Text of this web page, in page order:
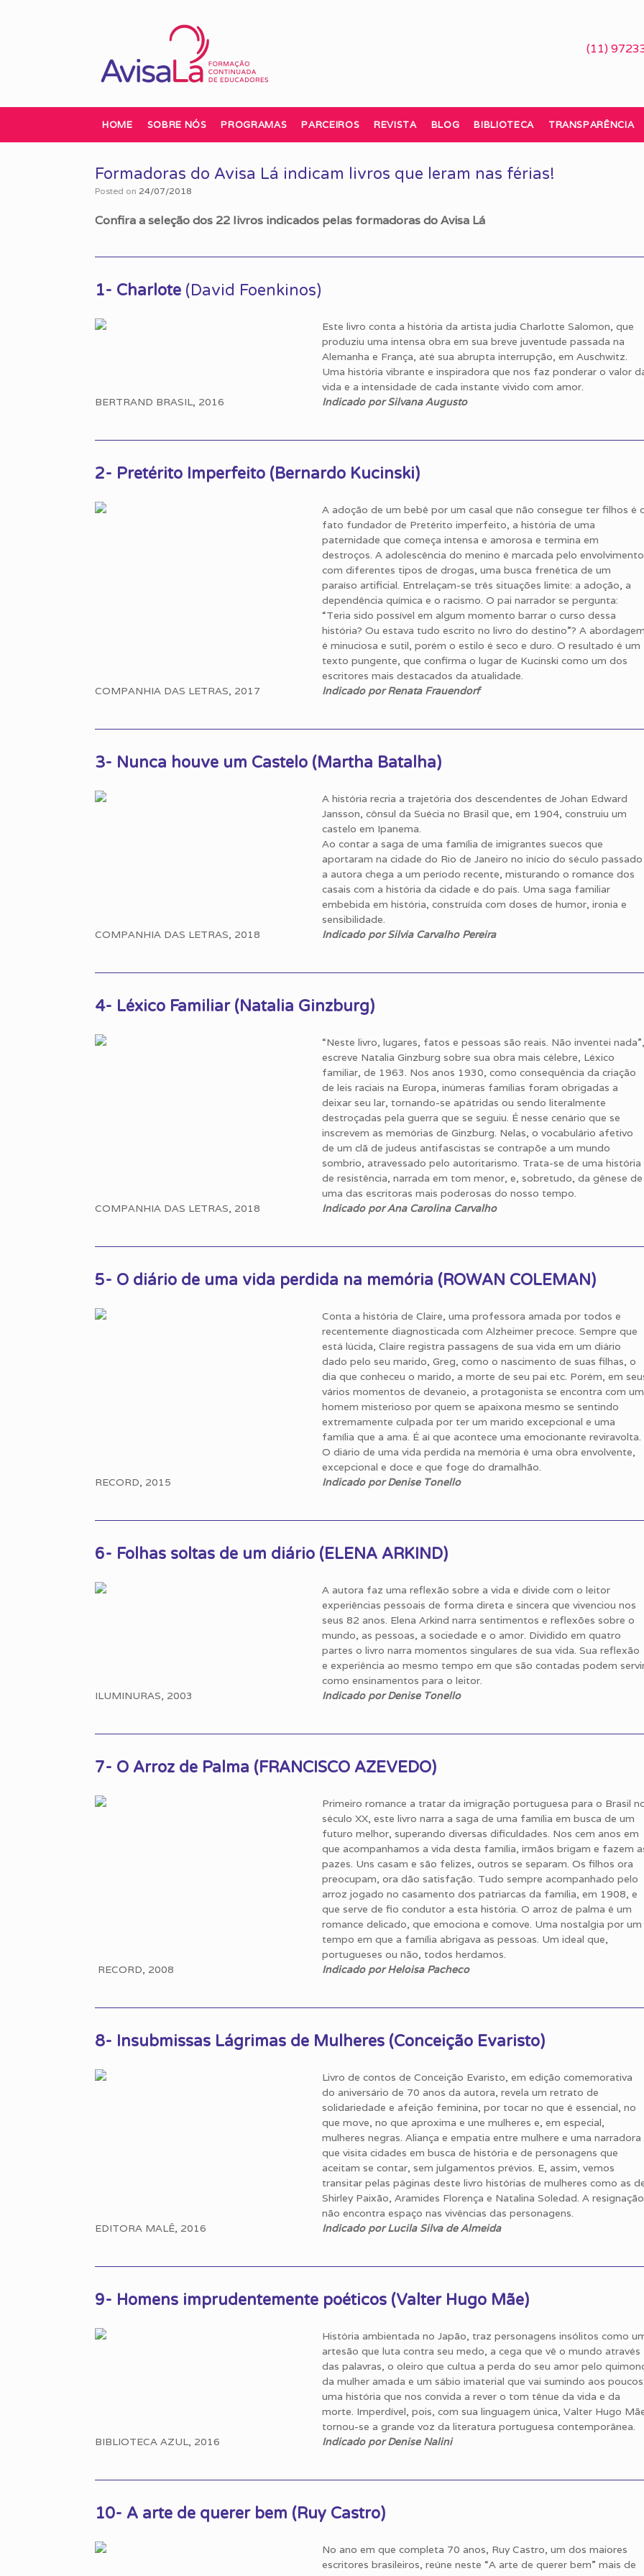
(11)
HOME SOBRE NÓS PROGRAMAS PARCEIROS REVISTA BLOG BIBLIOTECA TRANSPARÊNCIA
Formadoras do Avisa Lá indicam livros que leram nas férias!
Posted on 24/07/2018
Confira a seleção dos 22 livros indicados pelas formadoras do Avisa Lá
1- Charlote (David Foenkinos)
Este livro conta a história da artista judia Charlotte Salomon, que
produziu uma intensa obra em sua breve juventude passada na
Alemanha e França, até sua abrupta interrupção, em Auschwitz.
Uma história vibrante e inspiradora que nos faz ponderar o valor
vida e a intensidade de cada instante vivido com amor.
BERTRAND BRASIL, 2016
Indicado por Silvana Augusto
2- Pretérito Imperfeito (Bernardo Kucinski)
A adoção de um bebê por um casal que não consegue ter filhos é
fato fundador de Pretérito imperfeito, a história de uma
paternidade que começa intensa e amorosa e termina em
destroços. A adolescência do menino é marcada pelo envolvimento
com diferentes tipos de drogas, uma busca frenética de um
paraíso artificial. Entrelaçam-se três situações limite: a adoção, a
dependência química e o racismo. O pai narrador se pergunta:
“Teria sido possível em algum momento barrar o curso dessa
história? Ou estava tudo escrito no livro do destino”? A
é minuciosa e sutil, porém o estilo é seco e duro. O resultado é um
texto pungente, que confirma o lugar de Kucinski como um dos
escritores mais destacados da atualidade.
COMPANHIA DAS LETRAS, 2017
Indicado por Renata Frauendorf
3- Nunca houve um Castelo (Martha Batalha)
A história recria a trajetória dos descendentes de Johan Edward
Jansson, cônsul da Suécia no Brasil que, em 1904, construiu um
castelo em Ipanema.
Ao contar a saga de uma família de imigrantes suecos que
aportaram na cidade do Rio de Janeiro no início do século passado
a autora chega a um período recente, misturando o romance dos
casais com a história da cidade e do país. Uma saga familiar
embebida em história, construída com doses de humor, ironia e
sensibilidade.
COMPANHIA DAS LETRAS, 2018
Indicado por Silvia Carvalho Pereira
4- Léxico Familiar (Natalia Ginzburg)
“Neste livro, lugares, fatos e pessoas são reais. Não inventei nada”,
escreve Natalia Ginzburg sobre sua obra mais célebre, Léxico
familiar, de 1963. Nos anos 1930, como consequência da criação
de leis raciais na Europa, inúmeras famílias foram obrigadas a
deixar seu lar, tornando-se apátridas ou sendo literalmente
destroçadas pela guerra que se seguiu. É nesse cenário que se
inscrevem as memórias de Ginzburg. Nelas, o vocabulário afetivo
de um clã de judeus antifascistas se contrapõe a um mundo
sombrio, atravessado pelo autoritarismo. Trata-se de uma história
de resistência, narrada em tom menor, e, sobretudo, da gênese de
uma das escritoras mais poderosas do nosso tempo.
COMPANHIA DAS LETRAS, 2018
Indicado por Ana Carolina Carvalho
5- O diário de uma vida perdida na memória (ROWAN COLEMAN)
Conta a história de Claire, uma professora amada por todos e
recentemente diagnosticada com Alzheimer precoce. Sempre que
está lúcida, Claire registra passagens de sua vida em um diário
dado pelo seu marido, Greg, como o nascimento de suas filhas, o
dia que conheceu o marido, a morte de seu pai etc. Porém, em
vários momentos de devaneio, a protagonista se encontra com um
homem misterioso por quem se apaixona mesmo se sentindo
extremamente culpada por ter um marido excepcional e uma
família que a ama. É aí que acontece uma emocionante reviravolta.
O diário de uma vida perdida na memória é uma obra envolvente,
excepcional e doce e que foge do dramalhão.
RECORD, 2015
Indicado por Denise Tonello
6- Folhas soltas de um diário (ELENA ARKIND)
A autora faz uma reflexão sobre a vida e divide com o leitor
experiências pessoais de forma direta e sincera que vivenciou nos
seus 82 anos. Elena Arkind narra sentimentos e reflexões sobre o
mundo, as pessoas, a sociedade e o amor. Dividido em quatro
partes o livro narra momentos singulares de sua vida. Sua reflexão
e experiência ao mesmo tempo em que são contadas podem
como ensinamentos para o leitor.
ILUMINURAS, 2003
Indicado por Denise Tonello
7- O Arroz de Palma (FRANCISCO AZEVEDO)
Primeiro romance a tratar da imigração portuguesa para o Brasil
século XX, este livro narra a saga de uma família em busca de um
futuro melhor, superando diversas dificuldades. Nos cem anos em
que acompanhamos a vida desta família, irmãos brigam e fazem
pazes. Uns casam e são felizes, outros se separam. Os filhos ora
preocupam, ora dão satisfação. Tudo sempre acompanhado pelo
arroz jogado no casamento dos patriarcas da família, em 1908, e
que serve de fio condutor a esta história. O arroz de palma é um
romance delicado, que emociona e comove. Uma nostalgia por um
tempo em que a família abrigava as pessoas. Um ideal que,
portugueses ou não, todos herdamos.
RECORD, 2008
Indicado por Heloisa Pacheco
8- Insubmissas Lágrimas de Mulheres (Conceição Evaristo)
Livro de contos de Conceição Evaristo, em edição comemorativa
do aniversário de 70 anos da autora, revela um retrato de
solidariedade e afeição feminina, por tocar no que é essencial, no
que move, no que aproxima e une mulheres e, em especial,
mulheres negras. Aliança e empatia entre mulhere e uma narradora
que visita cidades em busca de história e de personagens que
aceitam se contar, sem julgamentos prévios. E, assim, vemos
transitar pelas páginas deste livro histórias de mulheres como as
Shirley Paixão, Aramides Florença e Natalina Soledad. A resignação
não encontra espaço nas vivências das personagens.
EDITORA MALÊ, 2016
Indicado por Lucila Silva de Almeida
9- Homens imprudentemente poéticos (Valter Hugo Mãe)
História ambientada no Japão, traz personagens insólitos como
artesão que luta contra seu medo, a cega que vê o mundo através
das palavras, o oleiro que cultua a perda do seu amor pelo
da mulher amada e um sábio imaterial que vai sumindo aos
uma história que nos convida a rever o tom tênue da vida e da
morte. Imperdível, pois, com sua linguagem única, Valter Hugo
tornou-se a grande voz da literatura portuguesa contemporânea.
BIBLIOTECA AZUL, 2016
Indicado por Denise Nalini
10- A arte de querer bem (Ruy Castro)
No ano em que completa 70 anos, Ruy Castro, um dos maiores
escritores brasileiros, reúne neste “A arte de querer bem” mais de